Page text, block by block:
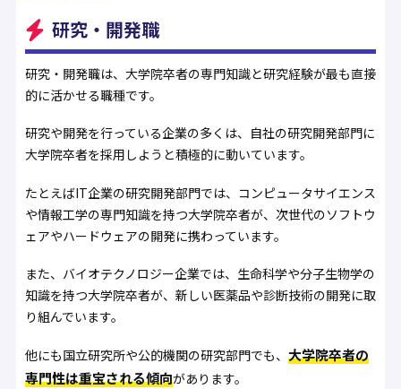
研究・開発職
研究・開発職は、大学院卒者の専門知識と研究経験が最も直接
的に活かせる職種です。
研究や開発を行っている企業の多くは、自社の研究開発部門に
大学院卒者を採用しようと積極的に動いています。
たとえばIT企業の研究開発部門では、コンピュータサイエンス
や情報工学の専門知識を持つ大学院卒者が、次世代のソフトウ
ェアやハードウェアの開発に携わっています。
また、バイオテクノロジー企業では、生命科学や分子生物学の
知識を持つ大学院卒者が、新しい医薬品や診断技術の開発に取
り組んでいます。
他にも国立研究所や公的機関の研究部門でも、 大学院卒者の
専門性は重宝される傾向があります。